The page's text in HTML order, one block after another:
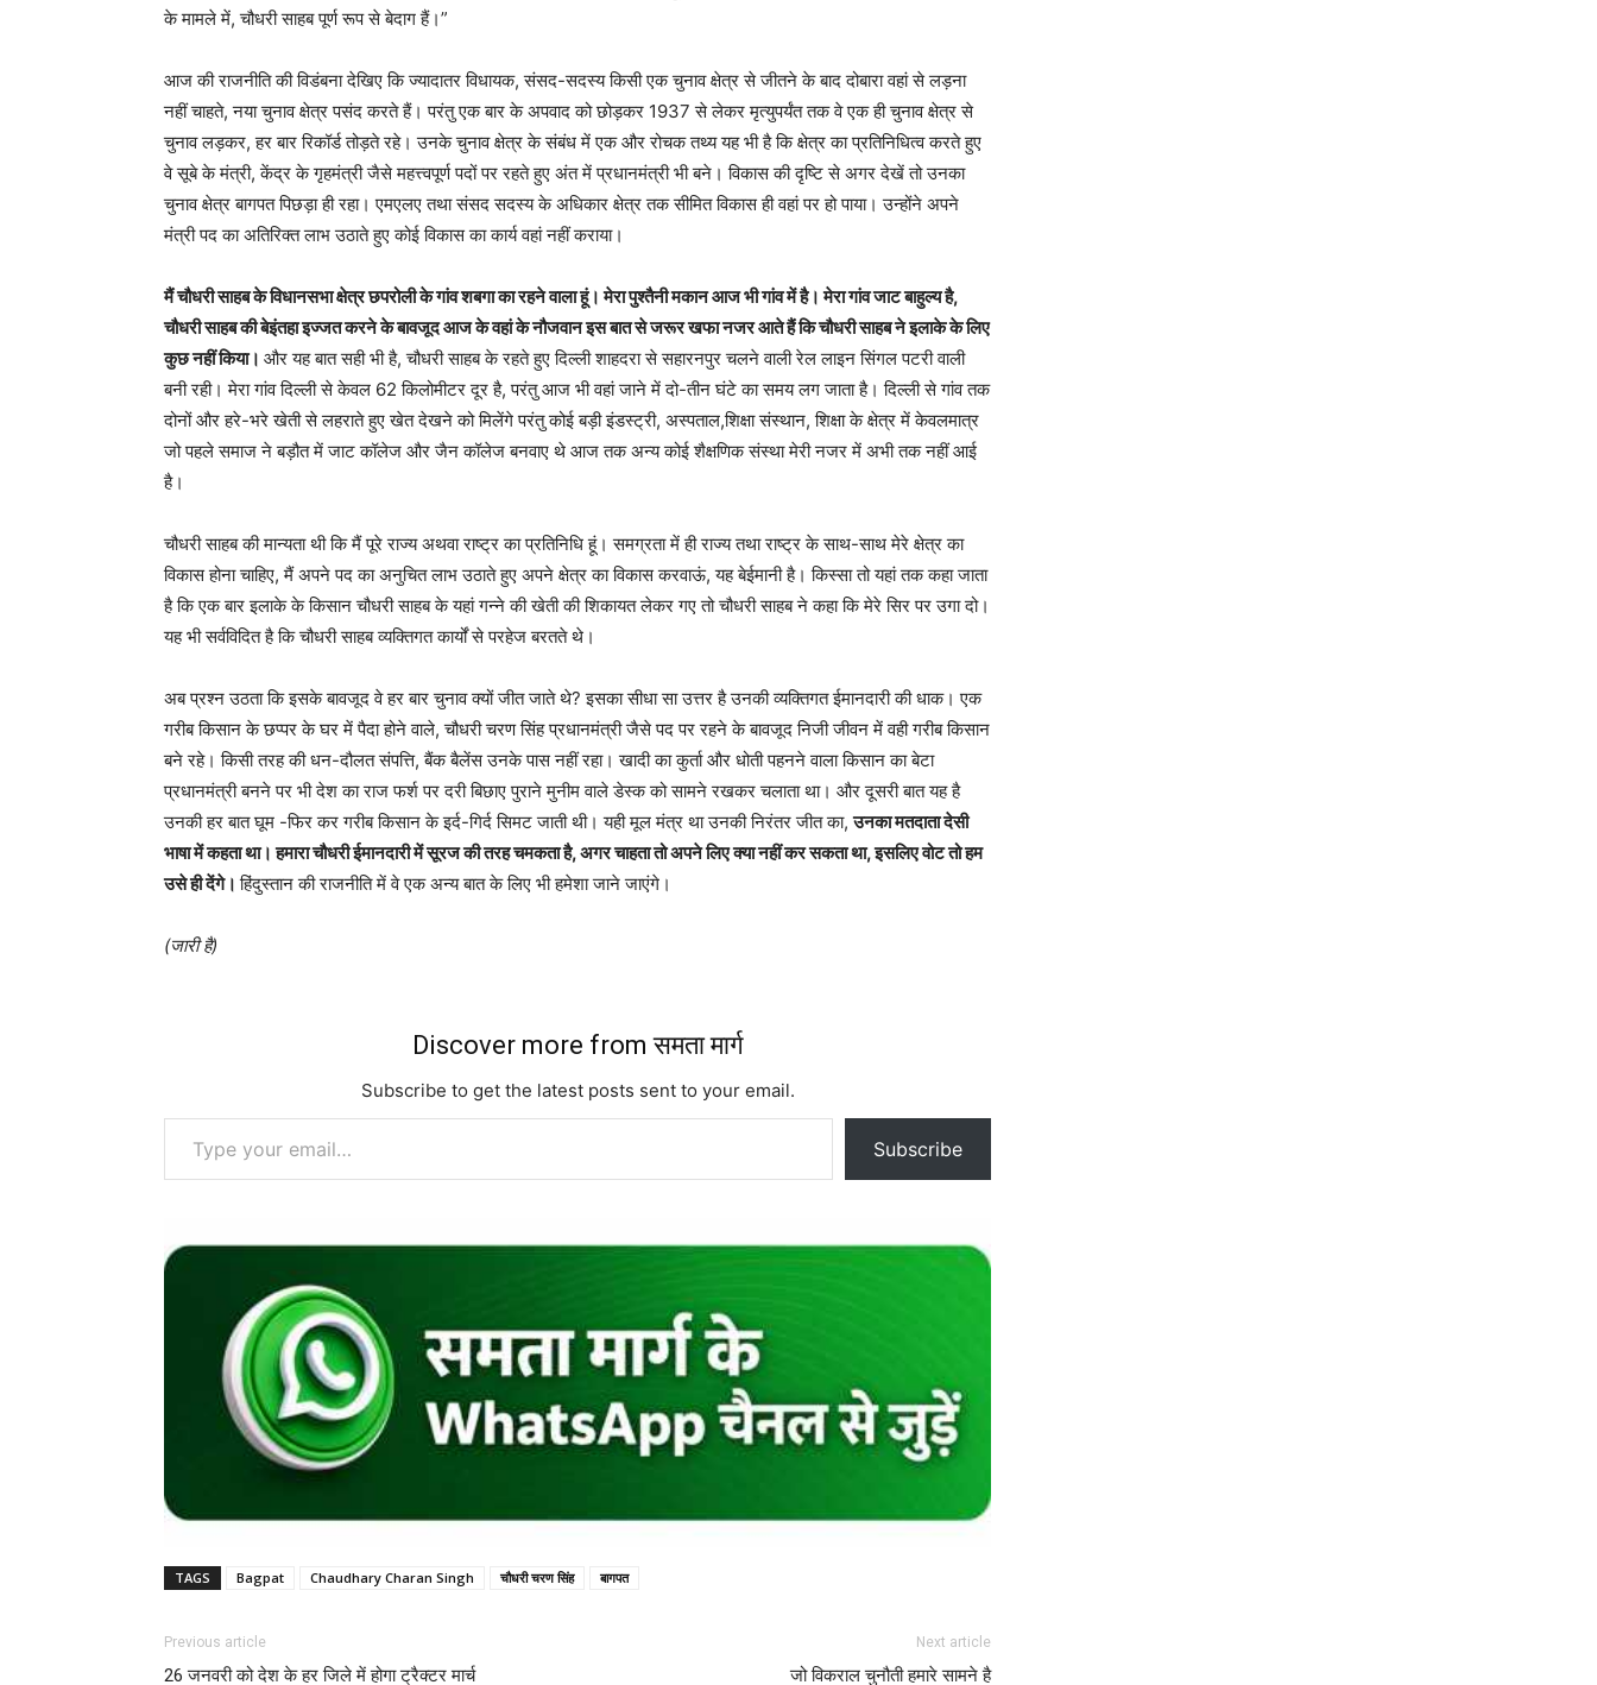
के मामले में, चौधरी साहब पूर्ण रूप से बेदाग हैं।”
आज की राजनीति की विडंबना देखिए कि ज्यादातर विधायक, संसद-सदस्य किसी एक चुनाव क्षेत्र से जीतने के बाद दोबारा वहां से लड़ना
नहीं चाहते, नया चुनाव क्षेत्र पसंद करते हैं। परंतु एक बार के अपवाद को छोड़कर 1937 से लेकर मृत्युपर्यंत तक वे एक ही चुनाव क्षेत्र से
चुनाव लड़कर, हर बार रिकॉर्ड तोड़ते रहे। उनके चुनाव क्षेत्र के संबंध में एक और रोचक तथ्य यह भी है कि क्षेत्र का प्रतिनिधित्व करते हुए
वे सूबे के मंत्री, केंद्र के गृहमंत्री जैसे महत्त्वपूर्ण पदों पर रहते हुए अंत में प्रधानमंत्री भी बने। विकास की दृष्टि से अगर देखें तो उनका
चुनाव क्षेत्र बागपत पिछड़ा ही रहा। एमएलए तथा संसद सदस्य के अधिकार क्षेत्र तक सीमित विकास ही वहां पर हो पाया। उन्होंने अपने
मंत्री पद का अतिरिक्त लाभ उठाते हुए कोई विकास का कार्य वहां नहीं कराया।
मैं चौधरी साहब के विधानसभा क्षेत्र छपरोली के गांव शबगा का रहने वाला हूं। मेरा पुश्तैनी मकान आज भी गांव में है। मेरा गांव जाट बाहुल्य है,
चौधरी साहब की बेइंतहा इज्जत करने के बावजूद आज के वहां के नौजवान इस बात से जरूर खफा नजर आते हैं कि चौधरी साहब ने इलाके के लिए
कुछ नहीं किया। और यह बात सही भी है, चौधरी साहब के रहते हुए दिल्ली शाहदरा से सहारनपुर चलने वाली रेल लाइन सिंगल पटरी वाली
बनी रही। मेरा गांव दिल्ली से केवल 62 किलोमीटर दूर है, परंतु आज भी वहां जाने में दो-तीन घंटे का समय लग जाता है। दिल्ली से गांव तक
दोनों और हरे-भरे खेती से लहराते हुए खेत देखने को मिलेंगे परंतु कोई बड़ी इंडस्ट्री, अस्पताल,शिक्षा संस्थान, शिक्षा के क्षेत्र में केवलमात्र
जो पहले समाज ने बड़ौत में जाट कॉलेज और जैन कॉलेज बनवाए थे आज तक अन्य कोई शैक्षणिक संस्था मेरी नजर में अभी तक नहीं आई
है।
चौधरी साहब की मान्यता थी कि मैं पूरे राज्य अथवा राष्ट्र का प्रतिनिधि हूं। समग्रता में ही राज्य तथा राष्ट्र के साथ-साथ मेरे क्षेत्र का
विकास होना चाहिए, मैं अपने पद का अनुचित लाभ उठाते हुए अपने क्षेत्र का विकास करवाऊं, यह बेईमानी है। किस्सा तो यहां तक कहा जाता
है कि एक बार इलाके के किसान चौधरी साहब के यहां गन्ने की खेती की शिकायत लेकर गए तो चौधरी साहब ने कहा कि मेरे सिर पर उगा दो।
यह भी सर्वविदित है कि चौधरी साहब व्यक्तिगत कार्यों से परहेज बरतते थे।
अब प्रश्न उठता कि इसके बावजूद वे हर बार चुनाव क्यों जीत जाते थे? इसका सीधा सा उत्तर है उनकी व्यक्तिगत ईमानदारी की धाक। एक
गरीब किसान के छप्पर के घर में पैदा होने वाले, चौधरी चरण सिंह प्रधानमंत्री जैसे पद पर रहने के बावजूद निजी जीवन में वही गरीब किसान
बने रहे। किसी तरह की धन-दौलत संपत्ति, बैंक बैलेंस उनके पास नहीं रहा। खादी का कुर्ता और धोती पहनने वाला किसान का बेटा
प्रधानमंत्री बनने पर भी देश का राज फर्श पर दरी बिछाए पुराने मुनीम वाले डेस्क को सामने रखकर चलाता था। और दूसरी बात यह है
उनकी हर बात घूम -फिर कर गरीब किसान के इर्द-गिर्द सिमट जाती थी। यही मूल मंत्र था उनकी निरंतर जीत का,उनका मतदाता देसी
भाषा में कहता था। हमारा चौधरी ईमानदारी में सूरज की तरह चमकता है, अगर चाहता तो अपने लिए क्या नहीं कर सकता था, इसलिए वोट तो हम
उसे ही देंगे।हिंदुस्तान की राजनीति में वे एक अन्य बात के लिए भी हमेशा जाने जाएंगे।
(जारी है)
Discover more from समता मार्ग
Subscribe to get the latest posts sent to your email.
Type your email…
Subscribe
TAGS Bagpat Chaudhary Charan Singh चौधरी चरण सिंह बागपत
Previous article
26 जनवरी को देश के हर जिले में होगा ट्रैक्टर मार्च
Next article
जो विकराल चुनौती हमारे सामने है